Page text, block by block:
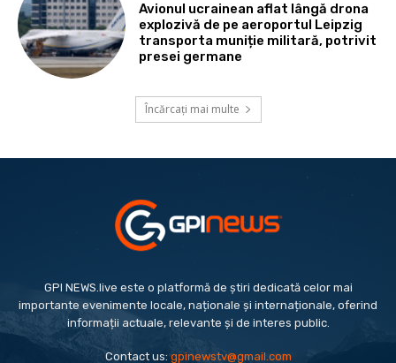
Avionul ucrainean aflat lângă drona
explozivă de pe aeroportul Leipzig
transporta muniție militară, potrivit
presei germane
Încărcați mai multe
GPI NEWS.live este o platformă de știri dedicată celor mai
importante evenimente locale, naționale și internaționale, oferind
informații actuale, relevante și de interes public.
Contact us:gpinewstv@gmail.com